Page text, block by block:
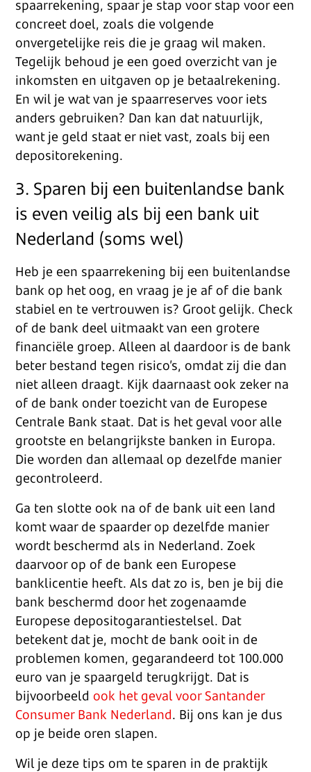
spaarrekening, spaar je stap voor stap voor een
concreet doel, zoals die volgende
onvergetelijke reis die je graag wil maken.
Tegelijk behoud je een goed overzicht van je
inkomsten en uitgaven op je betaalrekening.
En wil je wat van je spaarreserves voor iets
anders gebruiken? Dan kan dat natuurlijk,
want je geld staat er niet vast, zoals bij een
depositorekening.
3. Sparen bij een buitenlandse bank
is even veilig als bij een bank uit
Nederland (soms wel)
Heb je een spaarrekening bij een buitenlandse
bank op het oog, en vraag je je af of die bank
stabiel en te vertrouwen is? Groot gelijk. Check
of de bank deel uitmaakt van een grotere
financiële groep. Alleen al daardoor is de bank
beter bestand tegen risico’s, omdat zij die dan
niet alleen draagt. Kijk daarnaast ook zeker na
of de bank onder toezicht van de Europese
Centrale Bank staat. Dat is het geval voor alle
grootste en belangrijkste banken in Europa.
Die worden dan allemaal op dezelfde manier
gecontroleerd.
Ga ten slotte ook na of de bank uit een land
komt waar de spaarder op dezelfde manier
wordt beschermd als in Nederland. Zoek
daarvoor op of de bank een Europese
banklicentie heeft. Als dat zo is, ben je bij die
bank beschermd door het zogenaamde
Europese depositogarantiestelsel. Dat
betekent dat je, mocht de bank ooit in de
problemen komen, gegarandeerd tot 100.000
euro van je spaargeld terugkrijgt. Dat is
bijvoorbeeld ook het geval voor Santander
Consumer Bank Nederland. Bij ons kan je dus
op je beide oren slapen.
Wil je deze tips om te sparen in de praktijk